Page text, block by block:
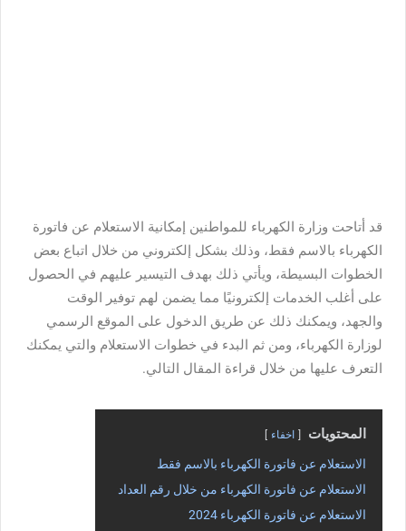
قد أتاحت وزارة الكهرباء للمواطنين إمكانية الاستعلام عن فاتورة
الكهرباء بالاسم فقط، وذلك بشكل إلكتروني من خلال اتباع بعض
الخطوات البسيطة، ويأتي ذلك بهدف التيسير عليهم في الحصول
على أغلب الخدمات إلكترونيًا مما يضمن لهم توفير الوقت
والجهد، ويمكنك ذلك عن طريق الدخول على الموقع الرسمي
لوزارة الكهرباء، ومن ثم البدء في خطوات الاستعلام والتي يمكنك
التعرف عليها من خلال قراءة المقال التالي.
المحتويات اخفاء
الاستعلام عن فاتورة الكهرباء بالاسم فقط
الاستعلام عن فاتورة الكهرباء من خلال رقم العداد
الاستعلام عن فاتورة الكهرباء 2024